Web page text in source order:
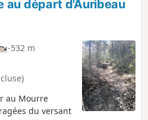
à ceux qu'un peu d'efforts
au départ d'Auribeau
-532 m
au Mourre
du versant